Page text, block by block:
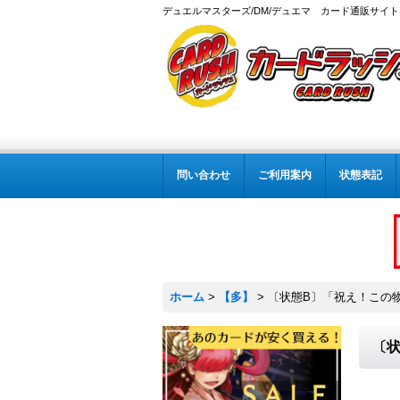
デュエルマスターズ/DM/デュエマ カード通販サイト
問い合わせ ご利用案内 状態表記
ホーム > 【多】 > 〔状態B〕「祝え！こ
〔